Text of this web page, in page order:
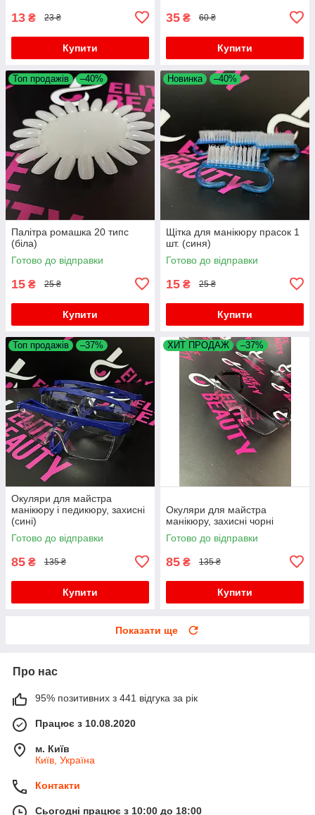
13 ₴ 23 ₴
Купити
35 ₴ 60 ₴
Купити
Топ продажів –40%
Палітра ромашка 20 типс
(біла)
Готово до відправки
15 ₴ 25 ₴
Купити
Новинка –40%
Щітка для манікюру прасок 1
шт. (синя)
Готово до відправки
15 ₴ 25 ₴
Купити
Топ продажів –37%
Окуляри для майстра
манікюру і педикюру, захисні
(сині)
Готово до відправки
85 ₴ 135 ₴
Купити
ХИТ ПРОДАЖ –37%
Окуляри для майстра
манікюру, захисні чорні
Готово до відправки
85 ₴ 135 ₴
Купити
Показати ще
Про нас
95% позитивних з 441 відгука за рік
Працює з 10.08.2020
м. Київ
Київ, Україна
Контакти
Сьогодні працює з 10:00 до 18:00